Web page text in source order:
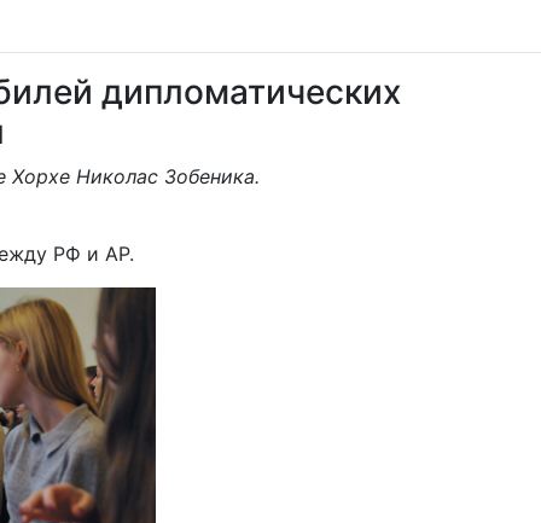
дипломатических
Николас Зобеника.
РФ и АР.